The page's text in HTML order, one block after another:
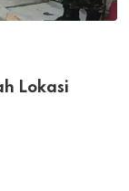
Lokasi